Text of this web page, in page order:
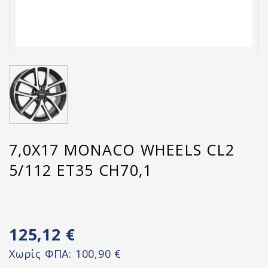
7,0X17 MONACO WHEELS CL2
5/112 ET35 CH70,1
125,12 €
Χωρίς ΦΠΑ: 100,90 €